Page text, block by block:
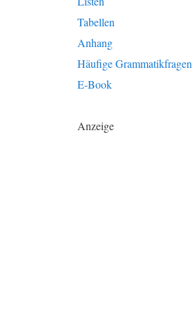
Tabellen
Anhang
Häufige Grammatikfragen
E-Book
Anzeige